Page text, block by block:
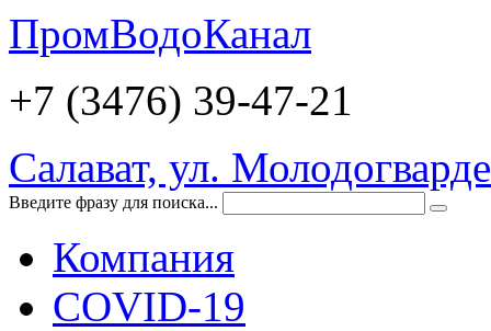
ПромВодоКанал
+7 (3476) 39-47-21
Салават, ул.
Введите фразу для поиска...
Компания
COVID-19